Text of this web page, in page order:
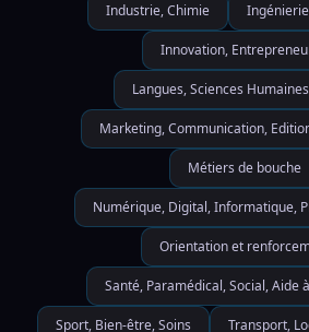
Industrie, Chimie
Innovation,
Langues, Sciences
Marketing, Communication,
Métiers de bouche
Numérique, Digital, Informatique,
Orientation et
Santé, Paramédical, Social, Aide
Sport, Bien-être, Soins Transport,